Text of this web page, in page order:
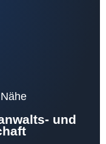
und